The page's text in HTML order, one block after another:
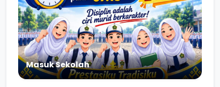
Masuk Sekolah